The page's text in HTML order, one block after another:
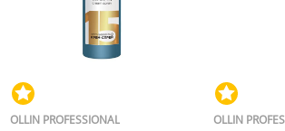
OLLIN PROFESSIONAL OLLIN